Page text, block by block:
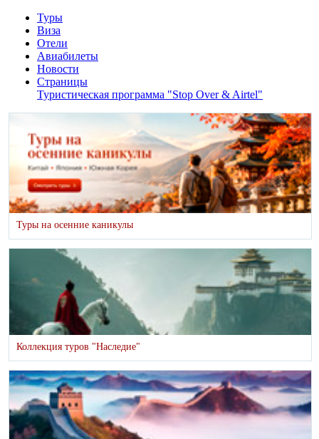
Туры
Виза
Отели
Авиабилеты
Новости
Страницы
Туристическая программа "Stop Over & Airtel"
Туры на осенние каникулы
Коллекция туров "Наследие"